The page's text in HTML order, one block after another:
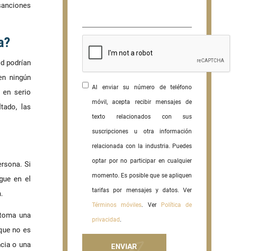
podrían
ningún
en serio
las
Si
en el
una
no es
o una
Al enviar su número de teléfono
móvil, acepta recibir mensajes de
texto relacionados con sus
suscripciones u otra información
relacionada con la industria. Puedes
optar por no participar en cualquier
momento. Es posible que se apliquen
tarifas por mensajes y datos. Ver
Términos móviles. Ver Política de
privacidad .